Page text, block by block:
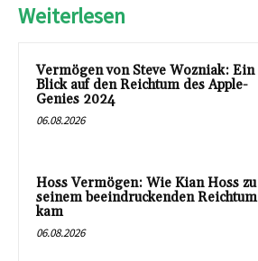
Weiterlesen
Vermögen von Steve Wozniak: Ein
Blick auf den Reichtum des Apple-
Genies 2024
06.08.2026
Hoss Vermögen: Wie Kian Hoss zu
seinem beeindruckenden Reichtum
kam
06.08.2026